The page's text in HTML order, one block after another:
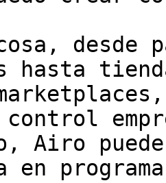
desde
hasta
control
Airo
en